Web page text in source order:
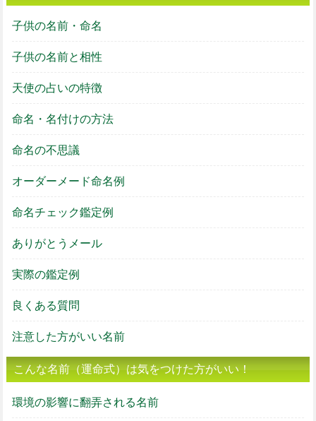
子供の名前・命名
子供の名前と相性
天使の占いの特徴
命名・名付けの方法
命名の不思議
オーダーメード命名例
命名チェック鑑定例
ありがとうメール
実際の鑑定例
良くある質問
注意した方がいい名前
こんな名前（運命式）は気をつけた方がいい！
環境の影響に翻弄される名前